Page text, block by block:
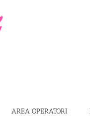
AREA OPERATORI